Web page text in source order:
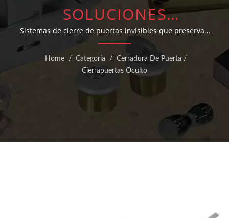
SOLUCIONES
PROFESIONALES DE
CIERRAPUERTAS
OCULTOS DE
SOBRECARGA.
Sistemas de cierre de puertas invisibles que preservan
la estética arquitectónica con funciones opcionales de
retención y verificación de retroceso.
Home / Categoría / Cerradura De Puerta /
Cierrapuertas Oculto